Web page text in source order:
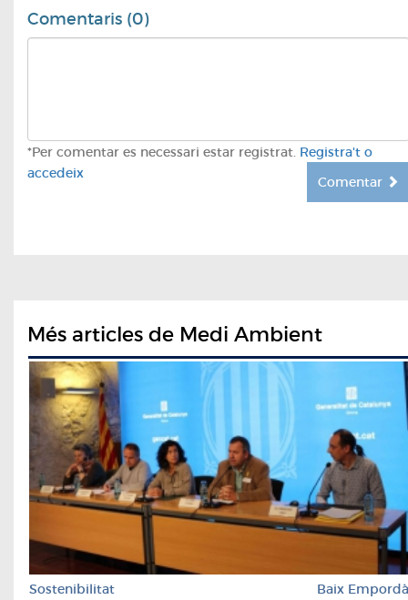
Comentaris (0)
*Per comentar es necessari estar registrat. Registra't o
accedeix
Comentar
Més articles de Medi Ambient
Sostenibilitat Baix Empordà